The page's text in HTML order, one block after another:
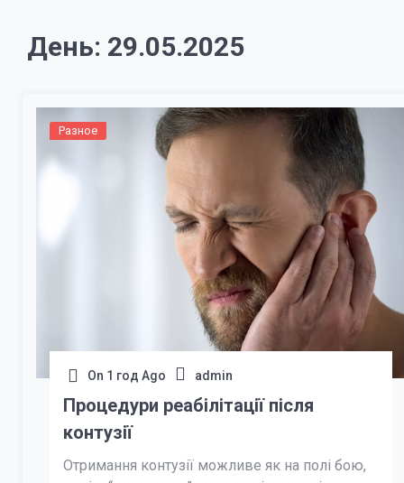
День: 29.05.2025
Разное
On 1 год Ago admin
Процедури реабілітації після
контузії
Отримання контузії можливе як на полі бою,